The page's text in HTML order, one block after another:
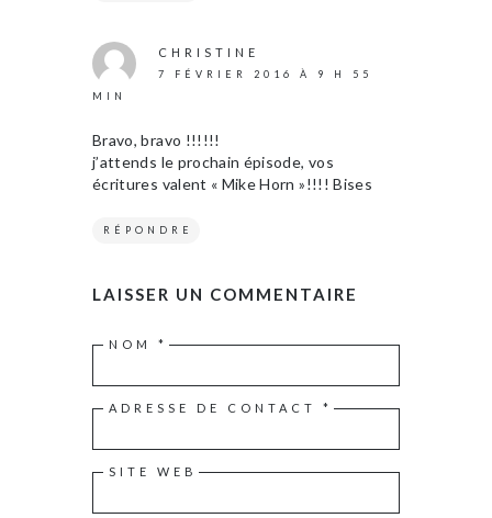
CHRISTINE
7 FÉVRIER 2016 À 9 H 55
MIN
Bravo, bravo !!!!!!
j’attends le prochain épisode, vos
écritures valent « Mike Horn »!!!! Bises
RÉPONDRE
LAISSER UN COMMENTAIRE
NOM *
ADRESSE DE CONTACT *
SITE WEB